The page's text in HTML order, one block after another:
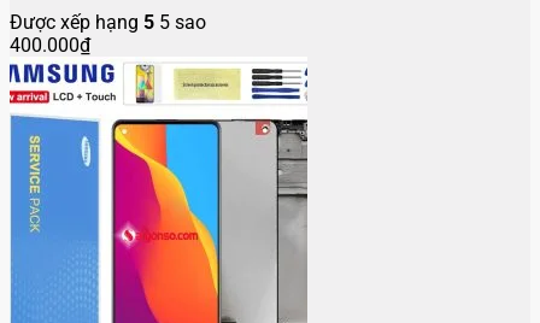
Được xếp hạng 5 5 sao
400.000₫